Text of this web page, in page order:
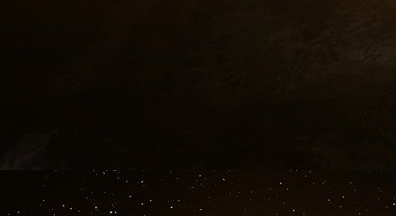
Les Européens se trouvent donc
épineux.